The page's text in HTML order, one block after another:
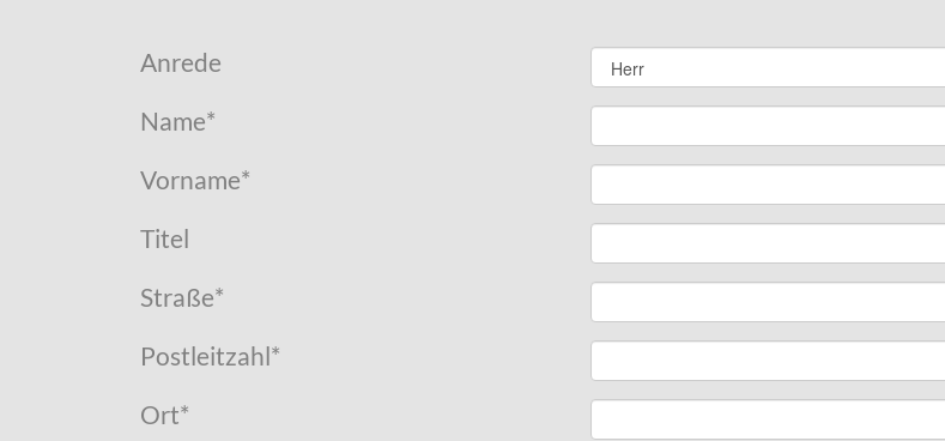
Anrede
Name*
Vorname*
Titel
Straße*
Postleitzahl*
Ort*